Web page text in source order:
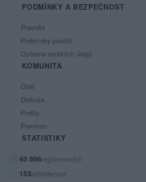
PODMÍNKY A BEZPEČNOST
Pravidla
Podmínky použití
Ochrana osobních údajů
KOMUNITA
Chat
Diskuze
Profily
Premium
STATISTIKY
40 896registrovaných
153přihlášených